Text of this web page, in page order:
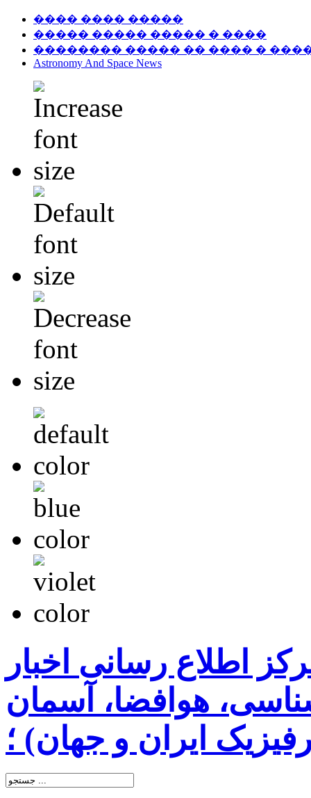
���� ���� �����
����� ����� ����� � ����
�������� ����� �� ���� �
Astronomy And Space News
اطلاع رسانی اخبار
هوافضا، آسمان
ایران و جهان) ؛